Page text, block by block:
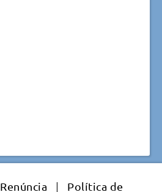
Renúncia | Política de